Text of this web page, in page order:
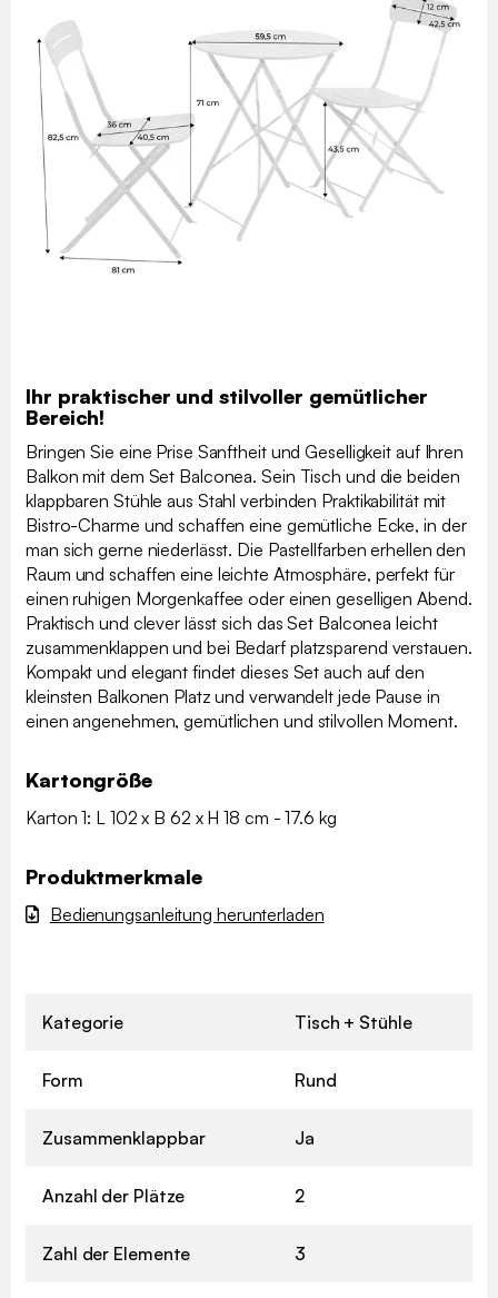
Ihr praktischer und stilvoller gemütlicher
Bereich!
Bringen Sie eine Prise Sanftheit und Geselligkeit auf Ihren
Balkon mit dem Set Balconea. Sein Tisch und die beiden
klappbaren Stühle aus Stahl verbinden Praktikabilität mit
Bistro-Charme und schaffen eine gemütliche Ecke, in der
man sich gerne niederlässt. Die Pastellfarben erhellen den
Raum und schaffen eine leichte Atmosphäre, perfekt für
einen ruhigen Morgenkaffee oder einen geselligen Abend.
Praktisch und clever lässt sich das Set Balconea leicht
zusammenklappen und bei Bedarf platzsparend verstauen.
Kompakt und elegant findet dieses Set auch auf den
kleinsten Balkonen Platz und verwandelt jede Pause in
einen angenehmen, gemütlichen und stilvollen Moment.
Kartongröße
Karton 1: L 102 x B 62 x H 18 cm - 17.6 kg
Produktmerkmale
Bedienungsanleitung herunterladen
Kategorie Tisch + Stühle
Form Rund
Zusammenklappbar Ja
Anzahl der Plätze 2
Zahl der Elemente 3